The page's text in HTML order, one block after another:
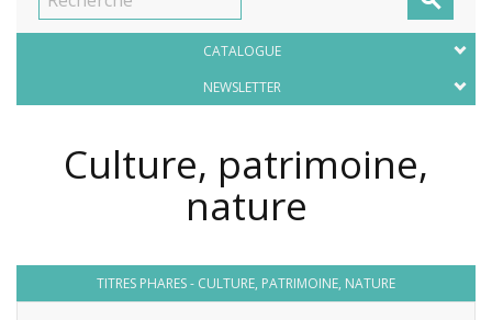
CATALOGUE
NEWSLETTER
Culture, patrimoine,
nature
TITRES PHARES - CULTURE, PATRIMOINE, NATURE